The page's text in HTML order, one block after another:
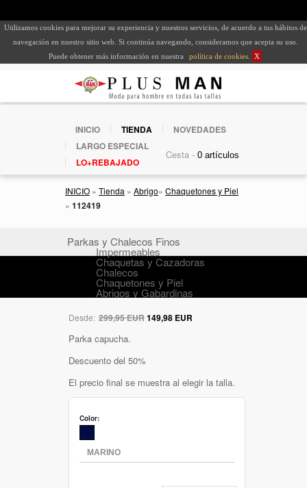
Utilizamos cookies para mejorar su experiencia y nuestros servicios, de acuerdo a tus hábitos de
navegación en nuestro sitio web. Si continúa navegando, consideramos que acepta su uso.
Puede obtener más información en nuestra
política de cookies X
INICIO TIENDA
NOVEDADES
LARGO ESPECIAL
LO+REBAJADO
Cesta -
INICIO » Tienda » Abrigo» Chaquetones y Piel
» 112419
Parkas y Chalecos Finos
Impermeables
Chaquetas y Cazadoras
Chalecos
Chaquetones y Piel
Abrigos y Gabardinas
Desde: 299,95 EUR149,98 EUR
Parka capucha.
Descuento del 50%
El precio final se muestra al elegir la talla.
Color: